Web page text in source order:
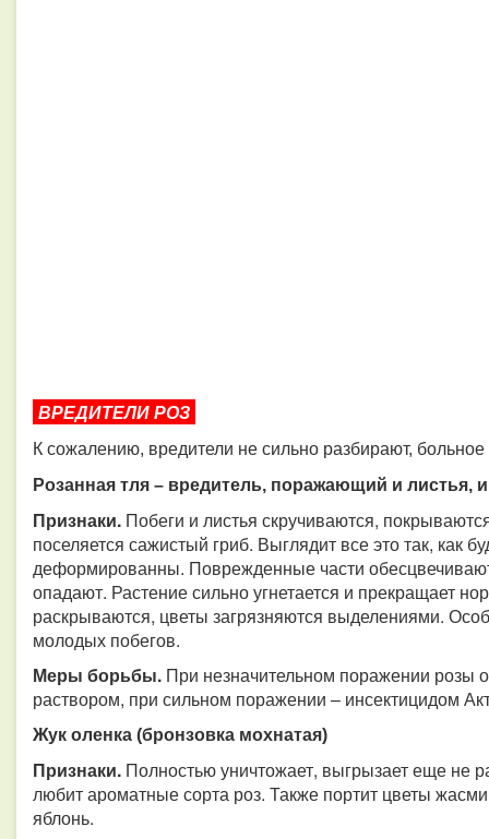
ВРЕДИТЕЛИ РОЗ
К сожалению, вредители не сильно разбирают,
Розанная тля – вредитель, поражающий и листья,
Признаки. Побеги и листья скручиваются,
поселяется сажистый гриб. Выглядит все это так, как
деформированны. Поврежденные части
опадают. Растение сильно угнетается и прекращает
раскрываются, цветы загрязняются выделениями.
молодых побегов.
Меры борьбы. При незначительном поражении
раствором, при сильном поражении – инсектицидом
Жук оленка (бронзовка мохнатая)
Признаки. Полностью уничтожает, выгрызает еще не
любит ароматные сорта роз. Также портит цветы
яблонь.